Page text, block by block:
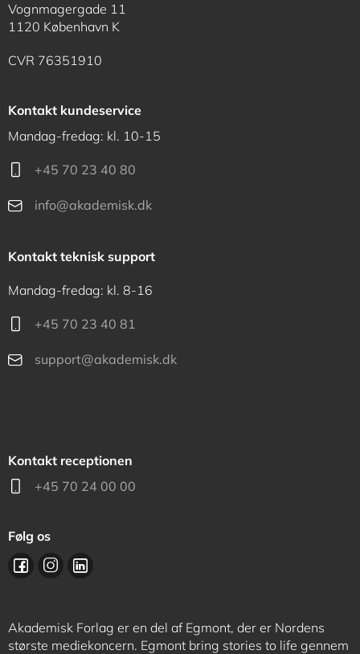
Vognmagergade 11
1120 København K
CVR 76351910
Kontakt kundeservice
Mandag-fredag: kl. 10-15
+45 70 23 40 80
info@akademisk.dk
Kontakt teknisk support
Mandag-fredag: kl. 8-16
+45 70 23 40 81
support@akademisk.dk
Kontakt receptionen
+45 70 24 00 00
Følg os
Akademisk Forlag er en del af Egmont, der er Nordens
største mediekoncern. Egmont bring stories to life gennem